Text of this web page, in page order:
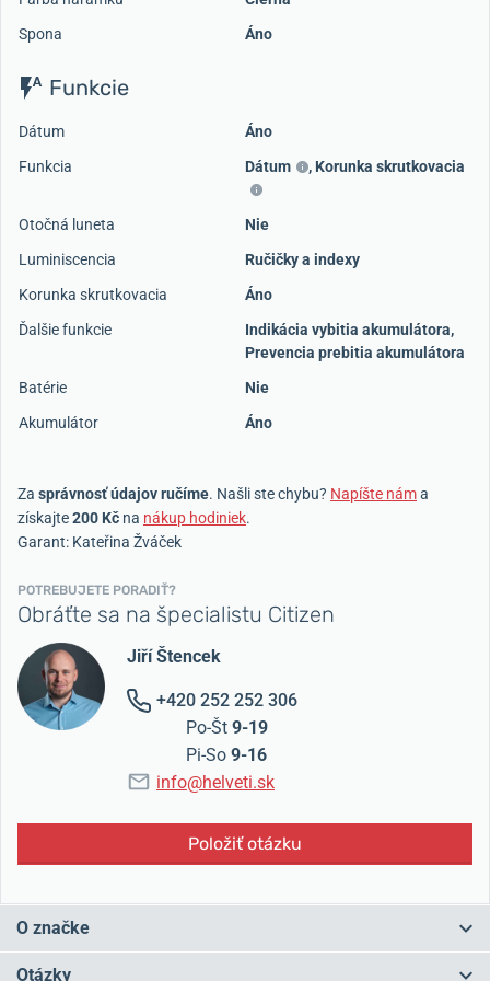
Spona
Áno
Funkcie
Dátum
Áno
Funkcia
Dátum , Korunka skrutkovacia
Otočná luneta
Nie
Luminiscencia
Ručičky a indexy
Korunka skrutkovacia
Áno
Ďalšie funkcie
Indikácia vybitia akumulátora,
Prevencia prebitia akumulátora
Batérie
Nie
Akumulátor
Áno
Za správnosť údajov ručíme. Našli ste chybu? Napíšte náma
získajte200 Kč na nákup hodiniek.
Garant: Kateřina Žváček
POTREBUJETE PORADIŤ?
Obráťte sa na špecialistu Citizen
Jiří Štencek
+420 252 252 306
Po-Št 9-19
Pi-So 9-16
info@helveti.sk
Položiť otázku
O značke
Otázky